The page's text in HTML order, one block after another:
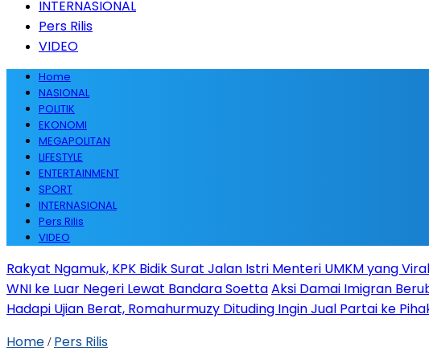
INTERNASIONAL
Pers Rilis
VIDEO
Home
NASIONAL
POLITIK
EKONOMI
MEGAPOLITAN
LIFESTYLE
ENTERTAINMENT
SPORT
INTERNASIONAL
Pers Rilis
VIDEO
Rakyat Ngamuk, KPK Bidik Surat Jalan Istri Menteri UMKM yang Viral
WNI ke Luar Negeri Lewat Bandara SoettaAksi Damai Imigran
Hadapi Ujian Berat, Romahurmuzy Dituding Ingin Jual Partai ke
Home / Pers Rilis